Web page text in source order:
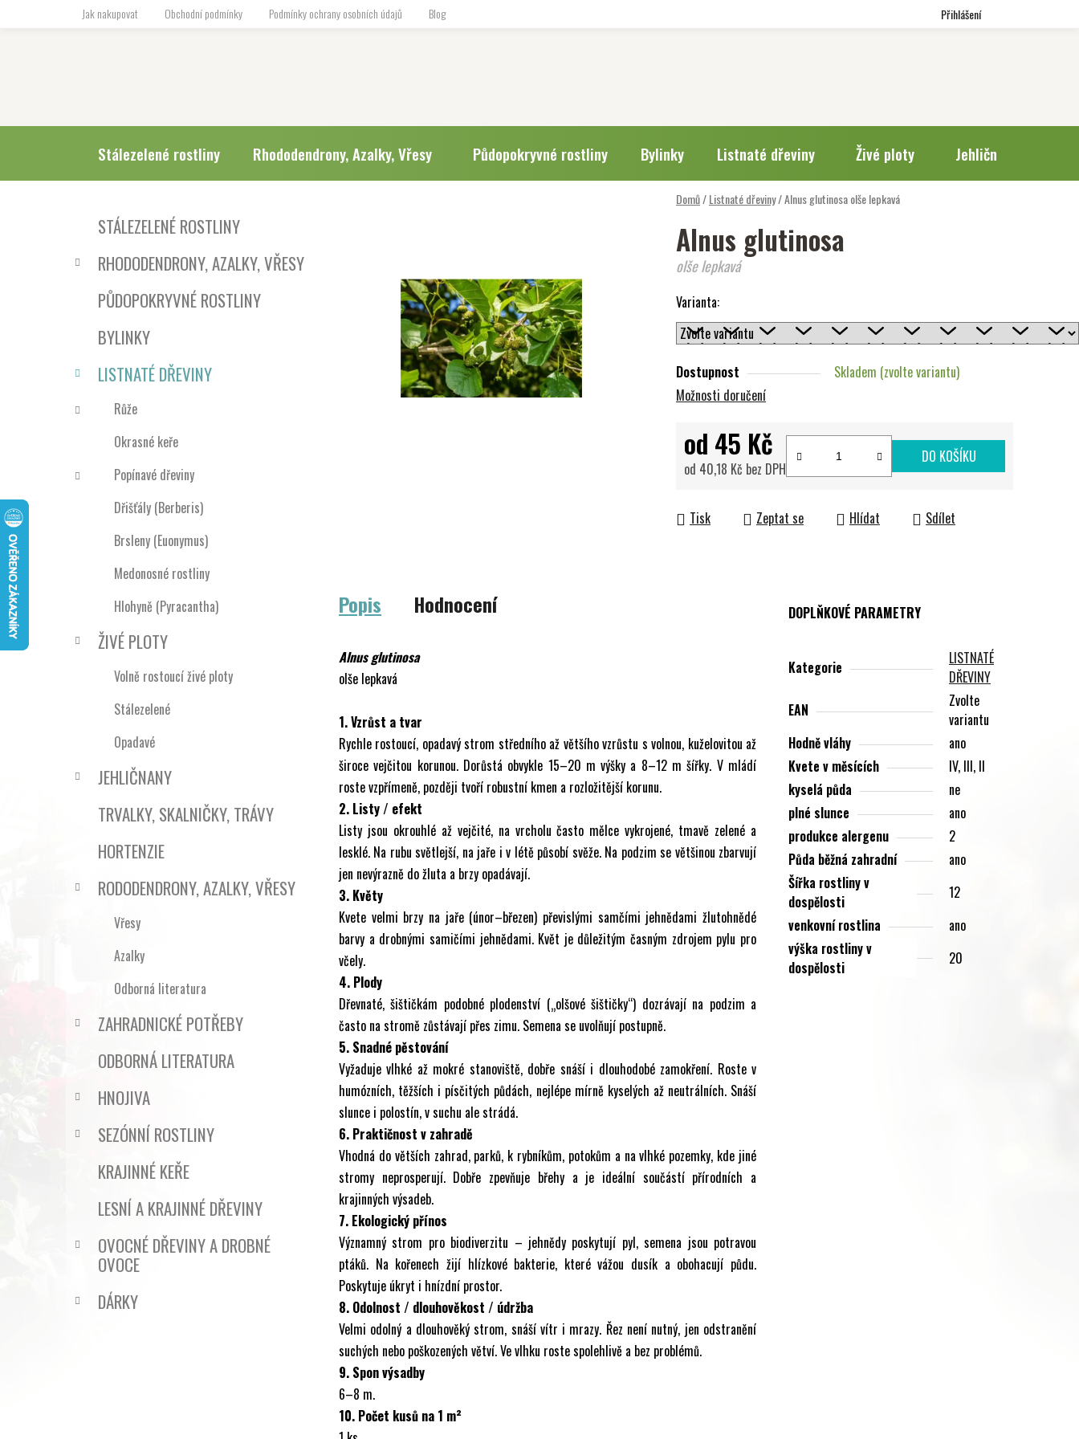
Jak nakupovat Obchodní podmínky Podmínky ochrany osobních údajů Blog Přihlášení
Stálezelené rostliny Rhododendrony, Azalky, Vřesy Půdopokryvné rostliny Bylinky Listnaté dřeviny Živé ploty Jehličnany
Domů/Listnaté dřeviny/Alnus glutinosaolše lepkavá
Přeskočit
kategorie
e
STÁLEZELENÉ ROSTLINY
RHODODENDRONY, AZALKY, VŘESY
PŮDOPOKRYVNÉ ROSTLINY
BYLINKY
LISTNATÉ DŘEVINY
Růže
Okrasné keře
Popínavé dřeviny
Dřišťály (Berberis)
Brsleny (Euonymus)
Medonosné rostliny
Hlohyně (Pyracantha)
ŽIVÉ PLOTY
Volně rostoucí živé ploty
Stálezelené
Opadavé
JEHLIČNANY
TRVALKY, SKALNIČKY, TRÁVY
HORTENZIE
RODODENDRONY, AZALKY, VŘESY
Vřesy
Azalky
Odborná literatura
ZAHRADNICKÉ POTŘEBY
ODBORNÁ LITERATURA
HNOJIVA
SEZÓNNÍ ROSTLINY
KRAJINNÉ KEŘE
LESNÍ A KRAJINNÉ DŘEVINY
OVOCNÉ DŘEVINY A DROBNÉ
OVOCE
DÁRKY
Alnus glutinosa
olše lepkavá
Varianta:
Dostupnost
Skladem (zvolte variantu)
Možnosti doručení
od 45 Kč
od 40,18 Kč bez DPH
DO KOŠÍKU
Tisk Zeptat se Hlídat Sdílet
Popis Hodnocení
Alnus glutinosa
olše lepkavá
1. Vzrůst a tvar
Rychle rostoucí, opadavý strom středního až většího vzrůstu s volnou, kuželovitou až
široce vejčitou korunou. Dorůstá obvykle 15–20 m výšky a 8–12 m šířky. V mládí
roste vzpřímeně, později tvoří robustní kmen a rozložitější korunu.
2. Listy / efekt
Listy jsou okrouhlé až vejčité, na vrcholu často mělce vykrojené, tmavě zelené a
lesklé. Na rubu světlejší, na jaře i v létě působí svěže. Na podzim se většinou zbarvují
jen nevýrazně do žluta a brzy opadávají.
3. Květy
Kvete velmi brzy na jaře (únor–březen) převislými samčími jehnědami žlutohnědé
barvy a drobnými samičími jehnědami. Květ je důležitým časným zdrojem pylu pro
včely.
4. Plody
Dřevnaté, šištičkám podobné plodenství („olšové šištičky“) dozrávají na podzim a
často na stromě zůstávají přes zimu. Semena se uvolňují postupně.
5. Snadné pěstování
Vyžaduje vlhké až mokré stanoviště, dobře snáší i dlouhodobé zamokření. Roste v
humózních, těžších i písčitých půdách, nejlépe mírně kyselých až neutrálních. Snáší
slunce i polostín, v suchu ale strádá.
6. Praktičnost v zahradě
Vhodná do větších zahrad, parků, k rybníkům, potokům a na vlhké pozemky, kde jiné
stromy neprosperují. Dobře zpevňuje břehy a je ideální součástí přírodních a
krajinných výsadeb.
7. Ekologický přínos
Významný strom pro biodiverzitu – jehnědy poskytují pyl, semena jsou potravou
ptáků. Na kořenech žijí hlízkové bakterie, které vážou dusík a obohacují půdu.
Poskytuje úkryt i hnízdní prostor.
8. Odolnost / dlouhověkost / údržba
Velmi odolný a dlouhověký strom, snáší vítr i mrazy. Řez není nutný, jen odstranění
suchých nebo poškozených větví. Ve vlhku roste spolehlivě a bez problémů.
9. Spon výsadby
6–8 m.
10. Počet kusů na 1 m²
DOPLŇKOVÉ PARAMETRY
Kategorie
LISTNATÉ
DŘEVINY
EAN
Zvolte
variantu
Hodně vláhy
ano
Kvete v měsících
IV, III, II
kyselá půda
ne
plné slunce
ano
produkce alergenu
2
Půda běžná zahradní
ano
Šířka rostliny v
dospělosti
12
venkovní rostlina
ano
výška rostliny v
dospělosti
20